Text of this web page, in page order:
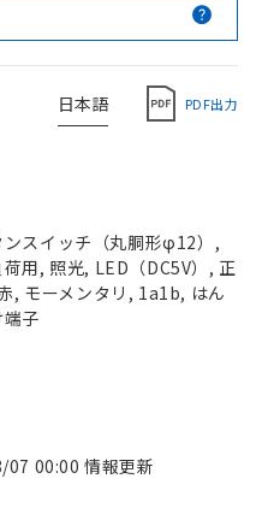
日本語 PDF出力
ンスイッチ（丸胴形φ12）,
荷用, 照光, LED（DC5V）, 正
, モーメンタリ, 1a1b, はん
子
00:00 情報更新